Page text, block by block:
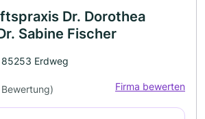
Dr. Dorothea
Sabine Fischer
Erdweg
Bewertung) Firma bewerten